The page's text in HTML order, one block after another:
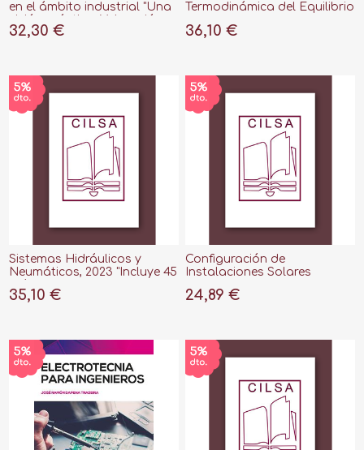
en el ámbito industrial "Una
energética de biomasa
32,30 €
Termodinámica del Equilibrio
36,10 €
Sistemas Hidráulicos y
Neumáticos, 2023 "Incluye 45
35,10 €
Configuración de
Instalaciones Solares
24,89 €